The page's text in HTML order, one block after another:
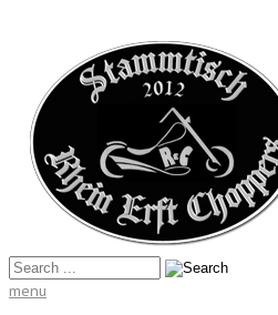
menu